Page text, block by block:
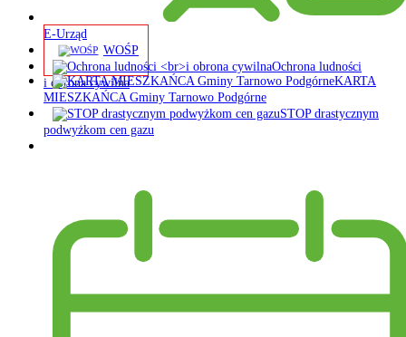
E-Urząd
WOŚP
Ochrona ludności
i obrona cywilna
KARTA
MIESZKAŃCA Gminy Tarnowo Podgórne
STOP drastycznym
podwyżkom cen gazu